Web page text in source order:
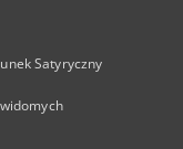
Satyryczny